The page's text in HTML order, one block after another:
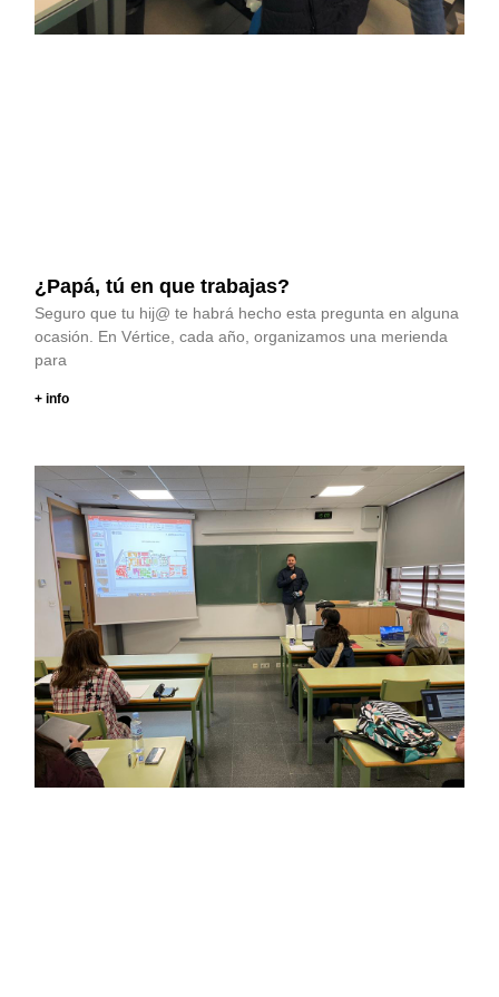
¿Papá, tú en que trabajas?
Seguro que tu hij@ te habrá hecho esta pregunta en alguna
ocasión. En Vértice, cada año, organizamos una merienda
para
+ info